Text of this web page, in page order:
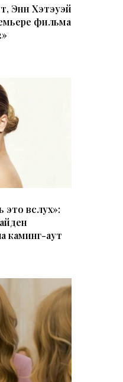
Энн Хэтэуэй
фильма
это вслух»:
каминг-аут